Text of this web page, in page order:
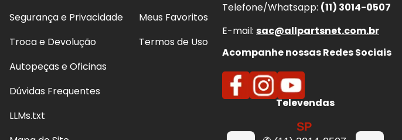
Segurança e Privacidade
Troca e Devolução
Autopeças e Oficinas
Dúvidas Frequentes
LLMs.txt
Meus Favoritos
Termos de Uso
Telefone/Whatsapp: (11) 3014-0507
E-mail: sac@allpartsnet.com.br
Acompanhe nossas Redes Sociais
Televendas
SP